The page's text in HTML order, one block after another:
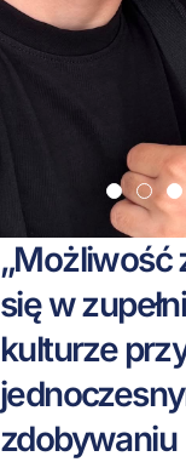
„Możliwość
się w
kulturze
zdobywaniu